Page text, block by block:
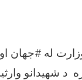
له #جهان